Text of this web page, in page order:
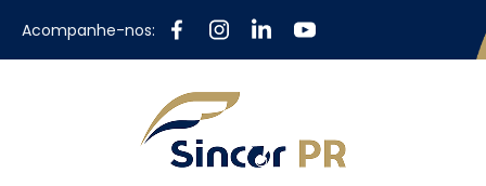
Acompanhe-nos: